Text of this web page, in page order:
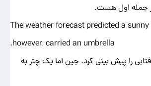
جمله اول هست.
The weather forecast predicted a
however, carried an umbrella.
را پیش بینی کرد. جین اما یک چتر به